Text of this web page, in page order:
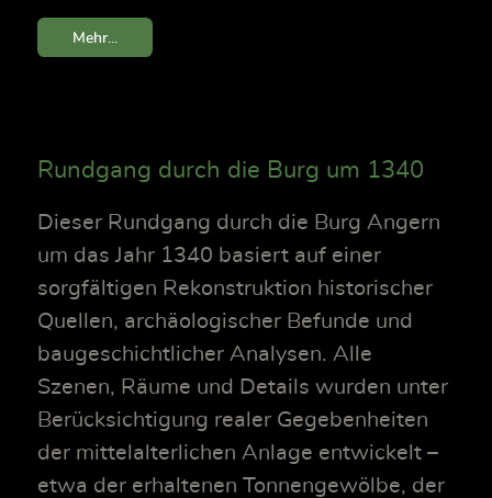
Mehr...
Rundgang durch die Burg um 1340
Dieser Rundgang durch die Burg Angern
um das Jahr 1340 basiert auf einer
sorgfältigen Rekonstruktion historischer
Quellen, archäologischer Befunde und
baugeschichtlicher Analysen. Alle
Szenen, Räume und Details wurden unter
Berücksichtigung realer Gegebenheiten
der mittelalterlichen Anlage entwickelt –
etwa der erhaltenen Tonnengewölbe, der